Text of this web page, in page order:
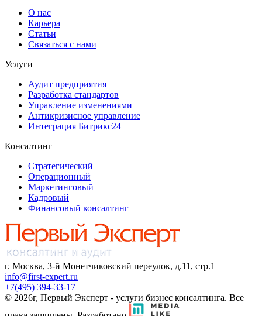
О нас
Карьера
Статьи
Связаться с нами
Услуги
Аудит предприятия
Разработка стандартов
Управление изменениями
Антикризисное управление
Интеграция Битрикс24
Консалтинг
Стратегический
Операционный
Маркетинговый
Кадровый
Финансовый консалтинг
г. Москва, 3-й Монетчиковский переулок, д.11, стр.1
info@first-expert.ru
+7(495) 394-33-17
© 2026г, Первый Эксперт - услуги бизнес консалтинга. Все